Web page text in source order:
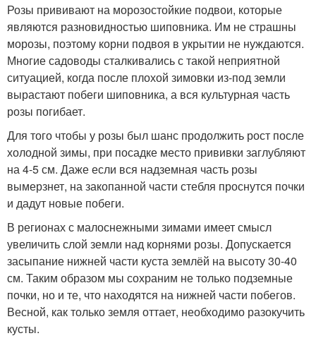
Розы прививают на морозостойкие подвои, которые
являются разновидностью шиповника. Им не страшны
морозы, поэтому корни подвоя в укрытии не нуждаются.
Многие садоводы сталкивались с такой неприятной
ситуацией, когда после плохой зимовки из-под земли
вырастают побеги шиповника, а вся культурная часть
розы погибает.
Для того чтобы у розы был шанс продолжить рост после
холодной зимы, при посадке место прививки заглубляют
на 4-5 см. Даже если вся надземная часть розы
вымерзнет, на закопанной части стебля проснутся почки
и дадут новые побеги.
В регионах с малоснежными зимами имеет смысл
увеличить слой земли над корнями розы. Допускается
засыпание нижней части куста землёй на высоту 30-40
см. Таким образом мы сохраним не только подземные
почки, но и те, что находятся на нижней части побегов.
Весной, как только земля оттает, необходимо разокучить
кусты.